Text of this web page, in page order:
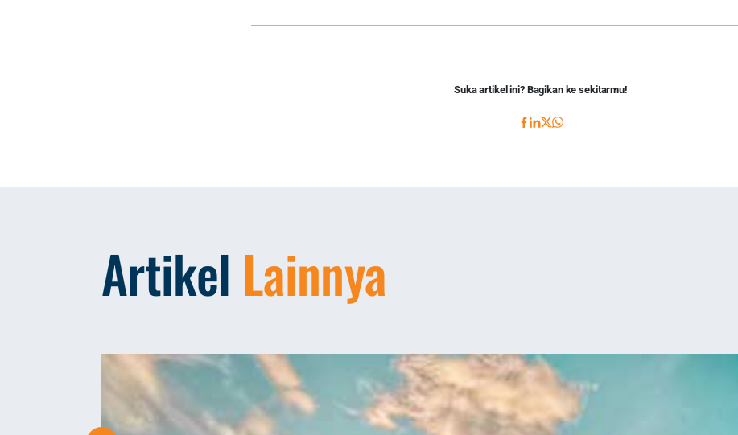
Suka artikel ini? Bagikan ke sekitarmu!
Artikel Lainnya